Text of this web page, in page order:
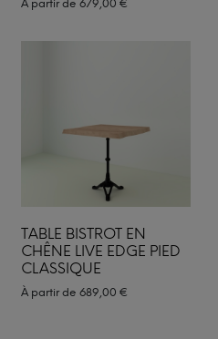
À partir de 679,00 €
TABLE BISTROT EN
CHÊNE LIVE EDGE PIED
CLASSIQUE
À partir de 689,00 €